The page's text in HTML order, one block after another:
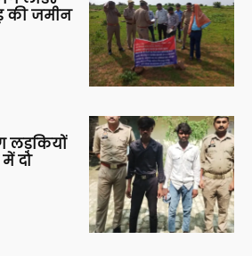
की जमीन
लड़कियों
दो